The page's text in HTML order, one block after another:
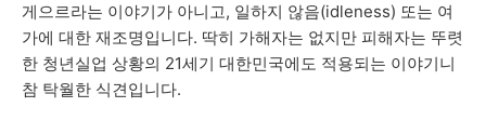
게으르라는 이야기가 아니고, 일하지 않음(idleness) 또는 여
가에 대한 재조명입니다. 딱히 가해자는 없지만 피해자는 뚜렷
한 청년실업 상황의 21세기 대한민국에도 적용되는 이야기니
참 탁월한 식견입니다.